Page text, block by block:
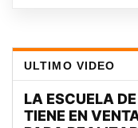
ULTIMO VIDEO